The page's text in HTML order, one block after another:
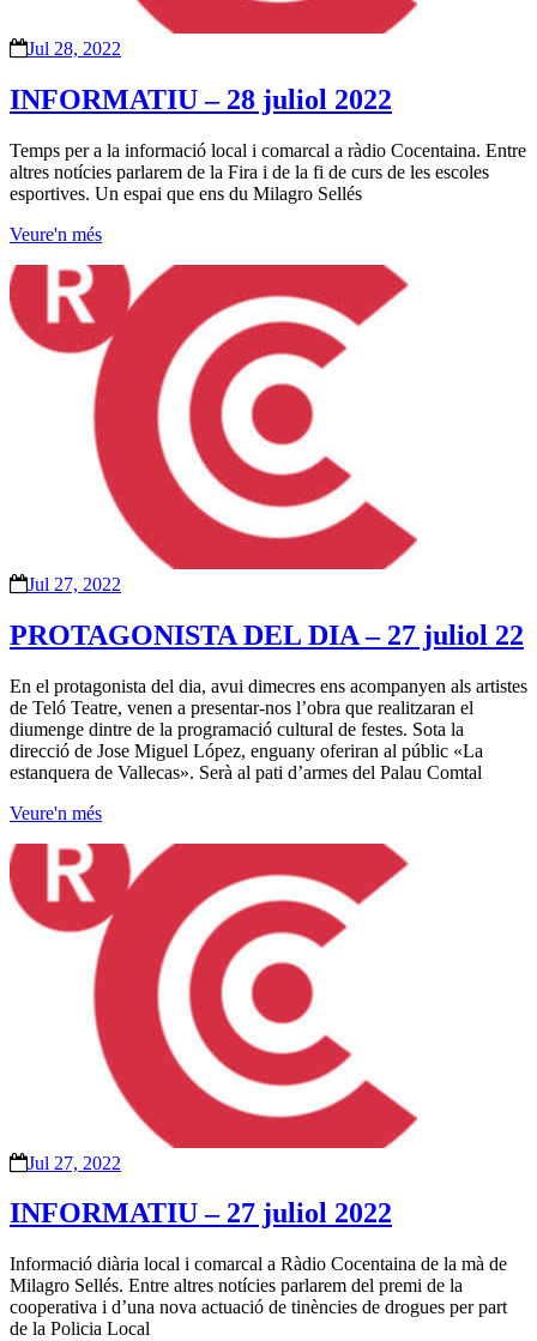
Jul 28, 2022
INFORMATIU – 28 juliol 2022
Temps per a la informació local i comarcal a ràdio Cocentaina. Entre
altres notícies parlarem de la Fira i de la fi de curs de les escoles
esportives. Un espai que ens du Milagro Sellés
Veure'n més
Jul 27, 2022
PROTAGONISTA DEL DIA – 27 juliol 22
En el protagonista del dia, avui dimecres ens acompanyen als artistes
de Teló Teatre, venen a presentar-nos l’obra que realitzaran el
diumenge dintre de la programació cultural de festes. Sota la
direcció de Jose Miguel López, enguany oferiran al públic «La
estanquera de Vallecas». Serà al pati d’armes del Palau Comtal
Veure'n més
Jul 27, 2022
INFORMATIU – 27 juliol 2022
Informació diària local i comarcal a Ràdio Cocentaina de la mà de
Milagro Sellés. Entre altres notícies parlarem del premi de la
cooperativa i d’una nova actuació de tinències de drogues per part
de la Policia Local